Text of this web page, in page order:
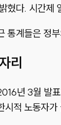
혔다. 시간제
통계들은 정
리
년 3월 발
시적 노동자